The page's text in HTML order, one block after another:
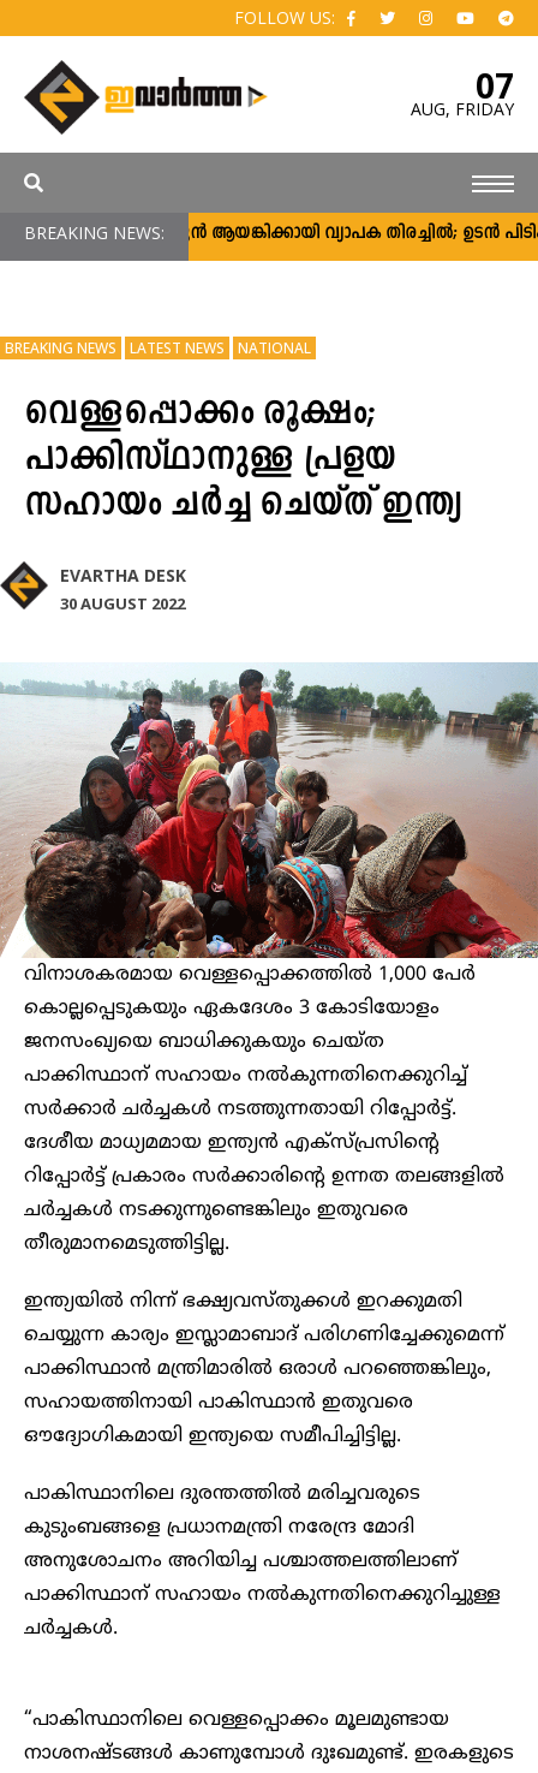
FOLLOW US:
07
AUG, FRIDAY
BREAKING NEWS:അർജുൻ ആയങ്കിക്കായി വ്യാപക തിരച്ചിൽ; ഉടൻ
BREAKING NEWS LATEST NEWS NATIONAL
വെള്ളപ്പൊക്കം രൂക്ഷം;
പാക്കിസ്ഥാനുള്ള പ്രളയ
സഹായം ചർച്ച ചെയ്ത് ഇന്ത്യ
EVARTHA DESK
30 AUGUST 2022
വിനാശകരമായ വെള്ളപ്പൊക്കത്തിൽ 1,000 പേർ
കൊല്ലപ്പെടുകയും ഏകദേശം 3 കോടിയോളം
ജനസംഖ്യയെ ബാധിക്കുകയും ചെയ്ത
പാക്കിസ്ഥാന് സഹായം നൽകുന്നതിനെക്കുറിച്ച്
സർക്കാർ ചർച്ചകൾ നടത്തുന്നതായി റിപ്പോർട്ട്.
ദേശീയ മാധ്യമമായ ഇന്ത്യൻ എക്‌സ്‌പ്രസിന്റെ
റിപ്പോർട്ട് പ്രകാരം സർക്കാരിന്റെ ഉന്നത തലങ്ങളിൽ
ചർച്ചകൾ നടക്കുന്നുണ്ടെങ്കിലും ഇതുവരെ
തീരുമാനമെടുത്തിട്ടില്ല.
ഇന്ത്യയിൽ നിന്ന് ഭക്ഷ്യവസ്തുക്കൾ ഇറക്കുമതി
ചെയ്യുന്ന കാര്യം ഇസ്ലാമാബാദ് പരിഗണിച്ചേക്കുമെന്ന്
പാക്കിസ്ഥാൻ മന്ത്രിമാരിൽ ഒരാൾ പറഞ്ഞെങ്കിലും,
സഹായത്തിനായി പാകിസ്ഥാൻ ഇതുവരെ
ഔദ്യോഗികമായി ഇന്ത്യയെ സമീപിച്ചിട്ടില്ല.
പാകിസ്ഥാനിലെ ദുരന്തത്തിൽ മരിച്ചവരുടെ
കുടുംബങ്ങളെ പ്രധാനമന്ത്രി നരേന്ദ്ര മോദി
അനുശോചനം അറിയിച്ച പശ്ചാത്തലത്തിലാണ്
പാക്കിസ്ഥാന് സഹായം നൽകുന്നതിനെക്കുറിച്ചുള്ള
ചർച്ചകൾ.
“പാകിസ്ഥാനിലെ വെള്ളപ്പൊക്കം മൂലമുണ്ടായ
നാശനഷ്ടങ്ങൾ കാണുമ്പോൾ ദുഃഖമുണ്ട്. ഇരകളുടെ